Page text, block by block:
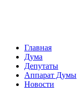
Главная
Дума
Депутаты
Аппарат Думы
Новости